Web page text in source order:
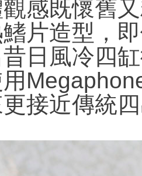
感既懷舊
片造型，
日風冷四
接近傳統